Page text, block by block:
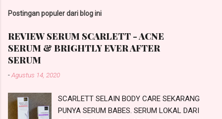
t
n
g
K
o
e
t
a
Postingan populer dari blog ini
REVIEW SERUM SCARLETT - ACNE
SERUM & BRIGHTLY EVER AFTER
SERUM
-Agustus 14, 2020
SCARLETT SELAIN BODY CARE SEKARANG
PUNYA SERUM BABES. SERUM LOKAL DARI